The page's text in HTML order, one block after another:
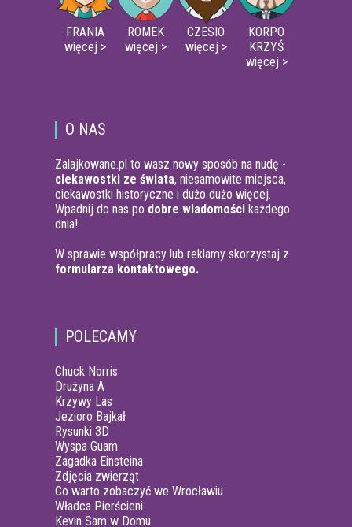
FRANIA
więcej >
ROMEK
więcej >
CZESIO
więcej >
KORPO
KRZYŚ
więcej >
O NAS
Zalajkowane.pl to wasz nowy sposób na nudę -
ciekawostki ze świata, niesamowite miejsca,
ciekawostki historyczne i dużo dużo więcej.
Wpadnij do nas po dobre wiadomości każdego
dnia!
W sprawie współpracy lub reklamy skorzystaj z
formularza kontaktowego.
POLECAMY
Chuck Norris
Drużyna A
Krzywy Las
Jezioro Bajkał
Rysunki 3D
Wyspa Guam
Zagadka Einsteina
Zdjęcia zwierząt
Co warto zobaczyć we Wrocławiu
Władca Pierścieni
Kevin Sam w Domu